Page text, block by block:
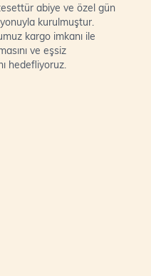
abiye ve özel gün
kurulmuştur.
kargo imkanı ile
ve eşsiz
hedefliyoruz.